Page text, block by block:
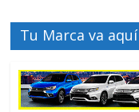
Tu Marca va aquí